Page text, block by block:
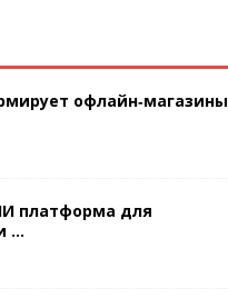
офлайн‑магазины
платформа для
...